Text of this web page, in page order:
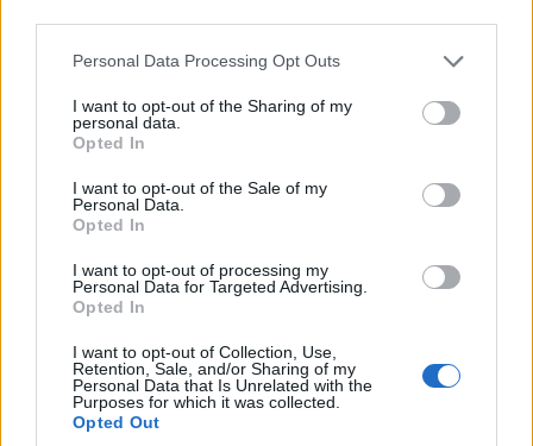
Please note that this website/app uses one or more Google
not limited to your visit or usage behaviour. You may click to
grant or deny consent to Google and its third-party tags to
use your data for below specified purposes in below Google
consent section.
Personal Data Processing Opt Outs
I want to opt-out of the Sharing of my
personal data.
Opted In
I want to opt-out of the Sale of my
Personal Data.
Opted In
I want to opt-out of processing my
Personal Data for Targeted Advertising.
Opted In
I want to opt-out of Collection, Use,
Retention, Sale, and/or Sharing of my
Personal Data that Is Unrelated with the
Purposes for which it was collected.
Opted Out
Conference League: Στη Σόφια θα κριθεί η
πρόκριση του Παναθηναϊκού
5/08/2026 - 11:58μμ
ΑΘΛΗΤΙΣΜΟΣ